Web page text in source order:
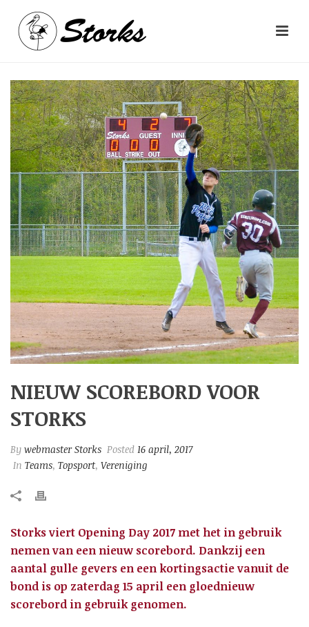
NIEUW SCOREBORD VOOR
STORKS
By webmaster Storks Posted 16 april, 2017
In Teams, Topsport, Vereniging
Storks viert Opening Day 2017 met het in gebruik
nemen van een nieuw scorebord. Dankzij een
aantal gulle gevers en een kortingsactie vanuit de
bond is op zaterdag 15 april een gloednieuw
scorebord in gebruik genomen.